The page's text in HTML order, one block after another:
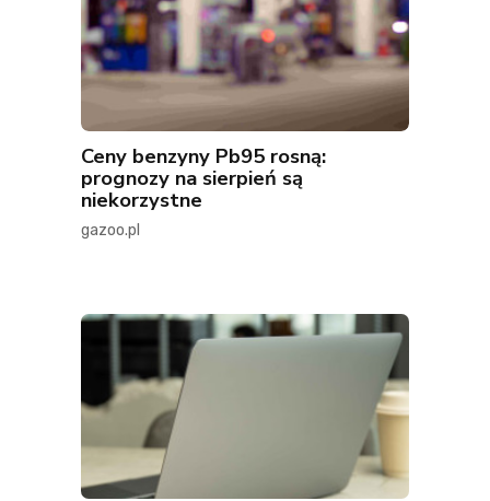
Ceny benzyny Pb95 rosną:
prognozy na sierpień są
niekorzystne
gazoo.pl